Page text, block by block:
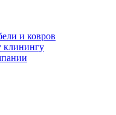
и ковров
клинингу